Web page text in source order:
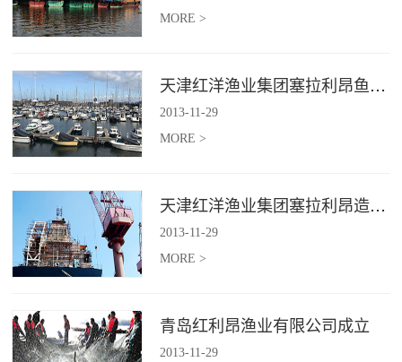
MORE >
天津红洋渔业集团塞拉利昂鱼粉项目
2013-11-29
MORE >
天津红洋渔业集团塞拉利昂造船项目
2013-11-29
MORE >
青岛红利昂渔业有限公司成立
2013-11-29